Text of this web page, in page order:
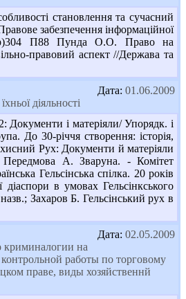
становлення та сучасний
забезпечення інформаційної
П88 Пунда О.О. Право на
правовий аспект //Держава та
Дата: 01.06.2009
діяльності
і матеріяли/ Упорядк. і
До 30-річчя створення: історія,
Рух: Документи й матеріяли
Передмова А. Зваруна. - Комітет
Гельсінська спілка. 20 років
в умовах Гельсінкського
Захаров Б. Гельсінський рух в
Дата: 02.05.2009
криминалогии на
работы по торговому
праве, виды хозяйственнй